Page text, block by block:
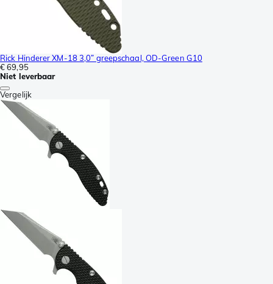
Rick Hinderer XM-18 3,0” greepschaal, OD-Green G10
€ 69,95
Niet leverbaar
Vergelijk